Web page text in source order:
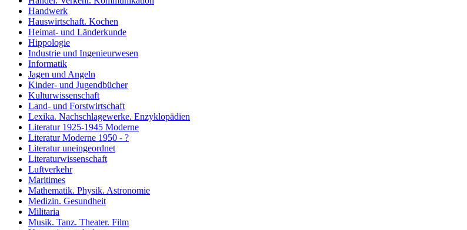
Handwerk
Hauswirtschaft. Kochen
Heimat- und Länderkunde
Hippologie
Industrie und Ingenieurwesen
Informatik
Jagen und Angeln
Kinder- und Jugendbücher
Kulturwissenschaft
Land- und Forstwirtschaft
Lexika. Nachschlagewerke. Enzyklopädien
Literatur 1925-1945 Moderne
Literatur Moderne 1950 - ?
Literatur uneingeordnet
Literaturwissenschaft
Luftverkehr
Maritimes
Mathematik. Physik. Astronomie
Medizin. Gesundheit
Militaria
Musik. Tanz. Theater. Film